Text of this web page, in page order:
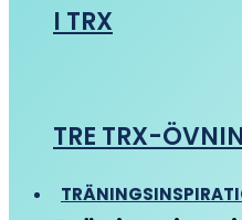
I TRX
TRE TRX-